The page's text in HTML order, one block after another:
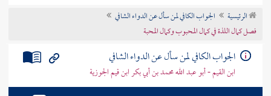
تراجم الأعلام
الرئيسية
الجواب الكافي لمن سأل عن الدواء الشافي
فصل كمال اللذة في كمال المحبوب وكمال المحبة
الجواب الكافي لمن سأل عن الدواء الشافي
ابن القيم - أبو عبد الله محمد بن أبي بكر ابن قيم الجوزية